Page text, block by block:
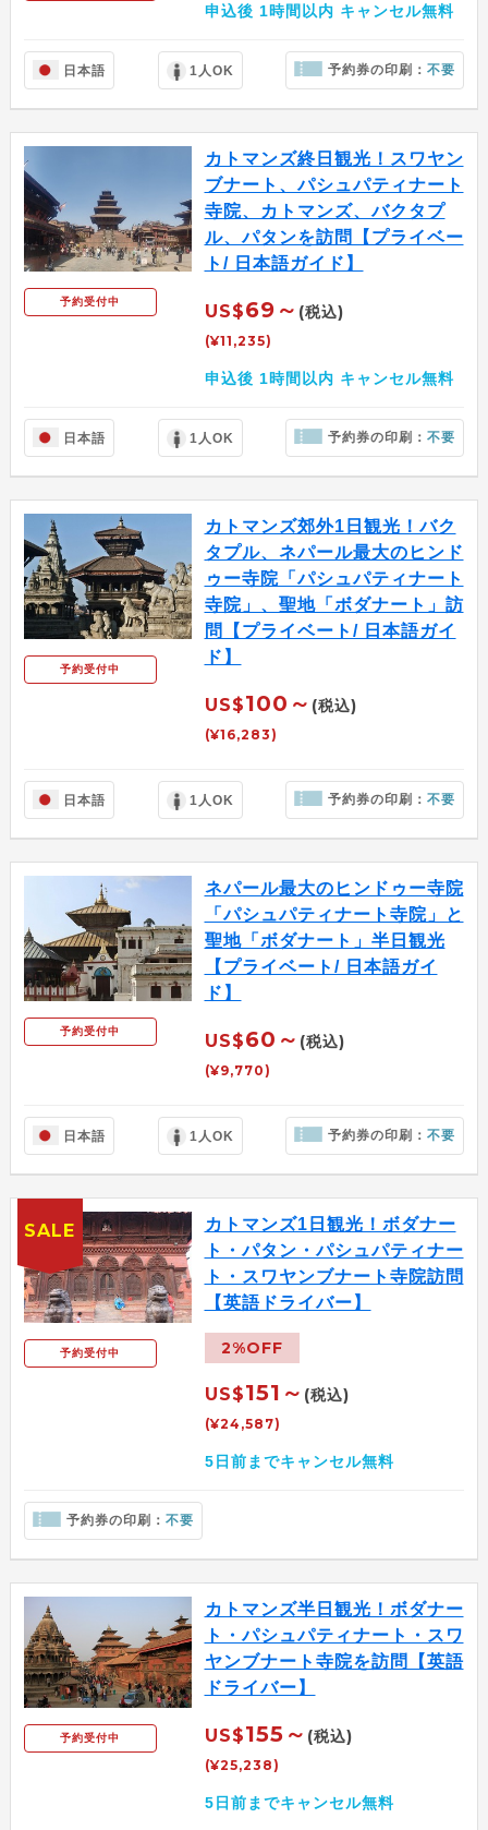
申込後 1時間以内 キャンセル無料
日本語 1人OK 予約券の印刷：不要
予約受付中
カトマンズ終日観光！スワヤン
ブナート、パシュパティナート
寺院、カトマンズ、バクタプ
ル、パタンを訪問【プライベー
ト/ 日本語ガイド】
US$69～ (税込)
(¥11,235)
申込後 1時間以内 キャンセル無料
日本語 1人OK 予約券の印刷：不要
予約受付中
カトマンズ郊外1日観光！バク
タプル、ネパール最大のヒンド
ゥー寺院「パシュパティナート
寺院」、聖地「ボダナート」訪
問【プライベート/ 日本語ガイ
ド】
US$100～ (税込)
(¥16,283)
日本語 1人OK 予約券の印刷：不要
予約受付中
ネパール最大のヒンドゥー寺院
「パシュパティナート寺院」と
聖地「ボダナート」半日観光
【プライベート/ 日本語ガイ
ド】
US$60～ (税込)
(¥9,770)
日本語 1人OK 予約券の印刷：不要
予約受付中
カトマンズ1日観光！ボダナー
ト・パタン・パシュパティナー
ト・スワヤンブナート寺院訪問
【英語ドライバー】
2%OFF
US$151～ (税込)
(¥24,587)
5日前までキャンセル無料
予約券の印刷： 不要
SALE
予約受付中
カトマンズ半日観光！ボダナー
ト・パシュパティナート・スワ
ヤンブナート寺院を訪問【英語
ドライバー】
US$155～ (税込)
(¥25,238)
5日前までキャンセル無料